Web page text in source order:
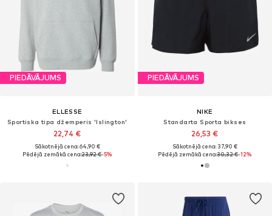
PIEDĀVĀJUMS
ELLESSE
Sportiska tipa džemperis 'Islington'
22,74 €
Sākotnējā cena: 64,90 €
Pēdējā zemākā cena:23,92 €-5%
PIEDĀVĀJUMS
NIKE
Standarta Sporta bikses
26,53 €
Sākotnējā cena: 37,90 €
Pēdējā zemākā cena:30,32 €-12%